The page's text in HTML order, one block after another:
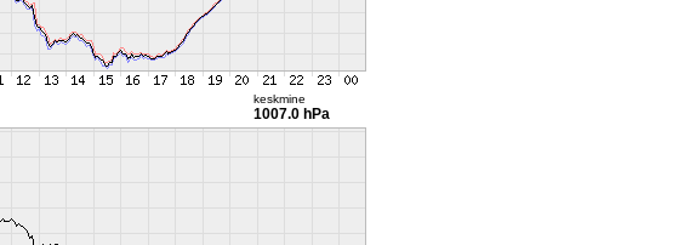
keskmine
1007.0 hPa